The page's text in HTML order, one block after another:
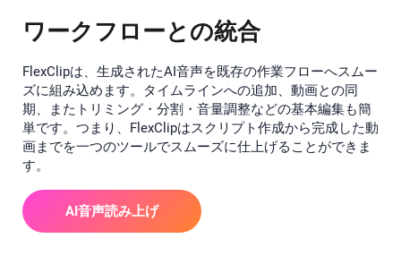
ワークフローとの統合
FlexClipは、生成されたAI音声を既存の作業フローへスムー
ズに組み込めます。タイムラインへの追加、動画との同
期、またトリミング・分割・音量調整などの基本編集も簡
単です。つまり、FlexClipはスクリプト作成から完成した動
画までを一つのツールでスムーズに仕上げることができま
す。
AI音声読み上げ